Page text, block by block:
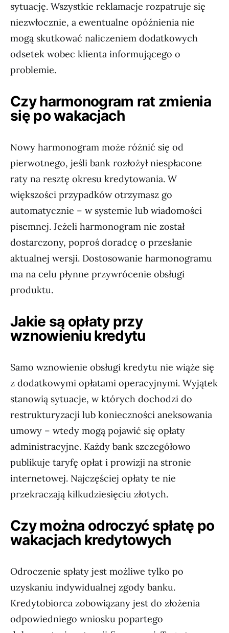
sytuację. Wszystkie reklamacje rozpatruje się
niezwłocznie, a ewentualne opóźnienia nie
mogą skutkować naliczeniem dodatkowych
odsetek wobec klienta informującego o
problemie.
Czy harmonogram rat zmienia
się po wakacjach
Nowy harmonogram może różnić się od
pierwotnego, jeśli bank rozłożył niespłacone
raty na resztę okresu kredytowania. W
większości przypadków otrzymasz go
automatycznie – w systemie lub wiadomości
pisemnej. Jeżeli harmonogram nie został
dostarczony, poproś doradcę o przesłanie
aktualnej wersji. Dostosowanie harmonogramu
ma na celu płynne przywrócenie obsługi
produktu.
Jakie są opłaty przy
wznowieniu kredytu
Samo wznowienie obsługi kredytu nie wiąże się
z dodatkowymi opłatami operacyjnymi. Wyjątek
stanowią sytuacje, w których dochodzi do
restrukturyzacji lub konieczności aneksowania
umowy – wtedy mogą pojawić się opłaty
administracyjne. Każdy bank szczegółowo
publikuje taryfę opłat i prowizji na stronie
internetowej. Najczęściej opłaty te nie
przekraczają kilkudziesięciu złotych.
Czy można odroczyć spłatę po
wakacjach kredytowych
Odroczenie spłaty jest możliwe tylko po
uzyskaniu indywidualnej zgody banku.
Kredytobiorca zobowiązany jest do złożenia
odpowiedniego wniosku popartego